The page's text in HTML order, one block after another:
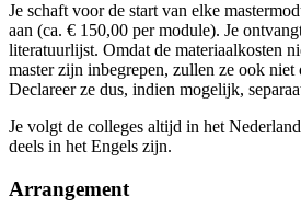
Je schaft voor de start van elke
aan (ca. € 150,00 per module). Je
literatuurlijst. Omdat de materiaalkosten
master zijn inbegrepen, zullen ze ook niet
Declareer ze dus, indien mogelijk,
Je volgt de colleges altijd in het
deels in het Engels zijn.
Arrangement